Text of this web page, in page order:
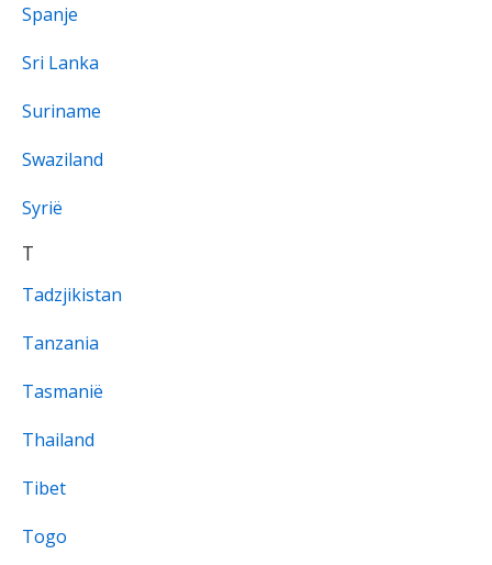
Spanje
Sri Lanka
Suriname
Swaziland
Syrië
T
Tadzjikistan
Tanzania
Tasmanië
Thailand
Tibet
Togo